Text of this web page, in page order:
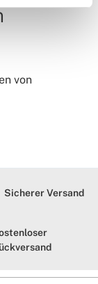
von
Sicherer Versand